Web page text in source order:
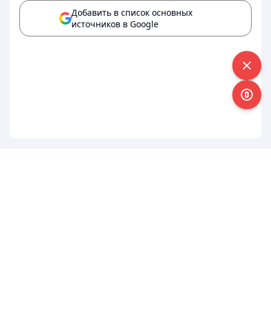
Добавить в список основных
источников в Google